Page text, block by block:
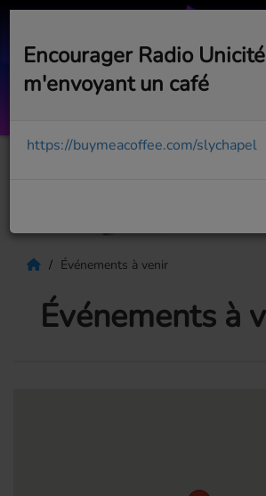
Chakzilla
Événements à venir
Événements à
Encourager Radio
m'envoyant un café
https://buymeacoffee.com/slychapel